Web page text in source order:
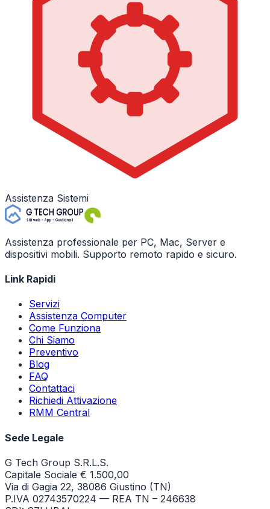
Assistenza Sistemi
Assistenza professionale per PC, Mac, Server e
dispositivi mobili. Supporto remoto rapido e sicuro.
Link Rapidi
Servizi
Assistenza Computer
Come Funziona
Chi Siamo
Preventivo
Blog
FAQ
Contattaci
Richiedi Attivazione
RMM Central
Sede Legale
G Tech Group S.R.L.S.
Capitale Sociale € 1.500,00
Via di Gagia 22, 38086 Giustino (TN)
P.IVA 02743570224 — REA TN – 246638